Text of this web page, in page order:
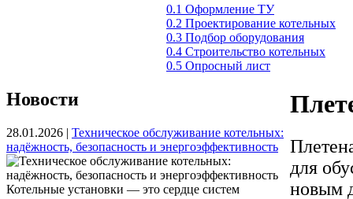
0.1 Оформление ТУ
0.2 Проектирование котельных
0.3 Подбор оборудования
0.4 Строительство котельных
0.5 Опросный лист
Новости
28.01.2026 | Техническое обслуживание котельных:
надёжность, безопасность и энергоэффективность
Котельные установки — это сердце систем
для
новым